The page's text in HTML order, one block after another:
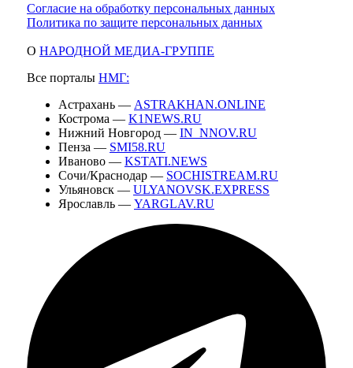
Согласие на обработку персональных данных
Политика по защите персональных данных
О НАРОДНОЙ МЕДИА-ГРУППЕ
Все порталы НМГ:
Астрахань — ASTRAKHAN.ONLINE
Кострома — K1NEWS.RU
Нижний Новгород — IN_NNOV.RU
Пенза — SMI58.RU
Иваново — KSTATI.NEWS
Сочи/Краснодар — SOCHISTREAM.RU
Ульяновск — ULYANOVSK.EXPRESS
Ярославль — YARGLAV.RU